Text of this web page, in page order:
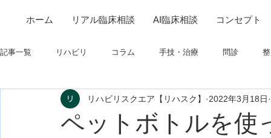
ホーム リアル臨床相談 AI臨床相談 コンセプト
記事一覧 リハビリ コラム 手技・治療 問診
制度関連 学会・研究関連 高次脳機能障害
ペットボトルを使
リハビリスクエア【リハスク】 2022年3月18日